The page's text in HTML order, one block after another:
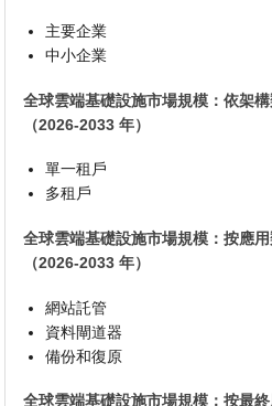
主要企業
中小企業
全球雲端基礎設施市場規模：依架
（2026-2033 年）
單一租戶
多租戶
全球雲端基礎設施市場規模：按應
（2026-2033 年）
網站託管
資料閘道器
備份和復原
全球雲端基礎設施市場規模：按最